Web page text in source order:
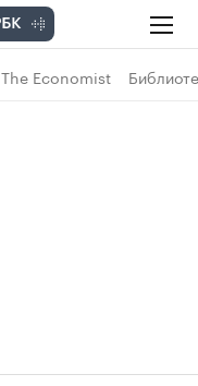
The Economist